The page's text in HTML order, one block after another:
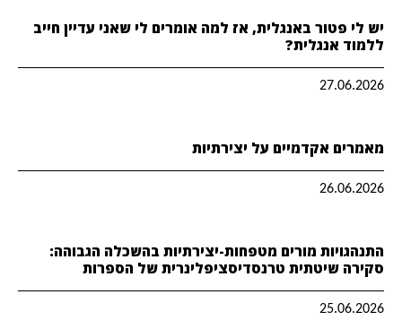
יש לי פטור באנגלית, אז למה אומרים לי שאני עדיין חייב
ללמוד אנגלית?
27.06.2026
מאמרים אקדמיים על יצירתיות
26.06.2026
התנהגויות מורים מטפחות-יצירתיות בהשכלה הגבוהה:
סקירה שיטתית טרנסדיסציפלינרית של הספרות
25.06.2026